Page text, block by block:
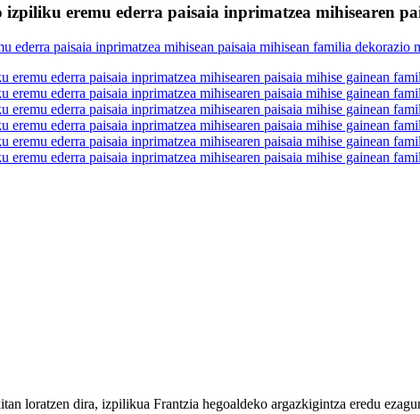
eremu ederra paisaia inprimatzea mihisearen
loratzen dira, izpilikua Frantzia hegoaldeko argazkigintza eredu